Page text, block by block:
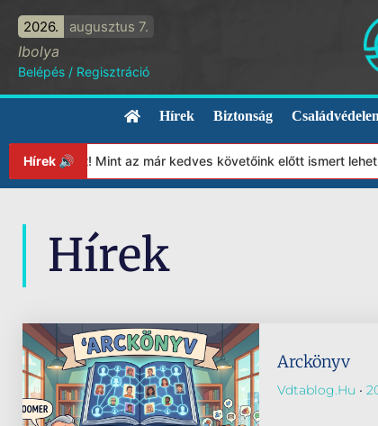
2026. augusztus 7.
Ibolya
Belépés / Regisztráció
Hírek Biztonság
Hírek 🔊Mint az már kedves követőink előtt ismert lehet,
Hírek
Arckönyv
Vdtablog.hu